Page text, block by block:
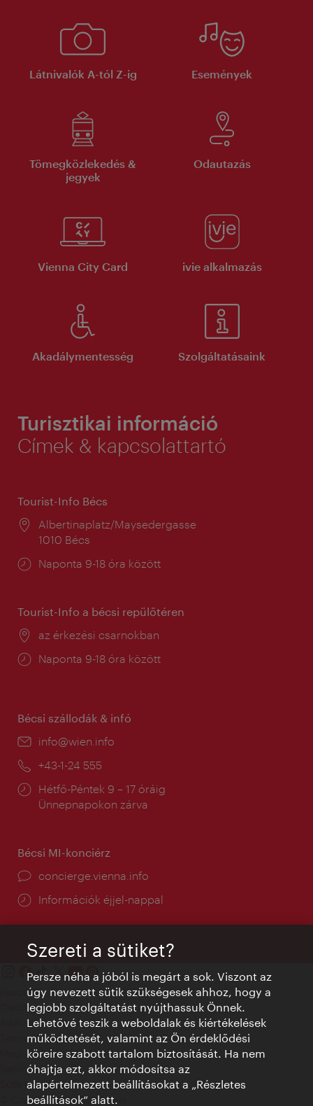
Látnivalók A-tól Z-ig Események
Tömegközlekedés &
jegyek
Odautazás
Vienna City Card ivie alkalmazás
Akadálymentesség Szolgáltatásaink
Turisztikai információ
Címek & kapcsolattartó
Tourist-Info Bécs
Helyszín:
Albertinaplatz/Maysedergasse
1010 Bécs
Nyitva
Naponta 9-18 óra között
Tourist-Info a bécsi repülőtéren
Helyszín:
az érkezési csarnokban
Nyitva
Naponta 9-18 óra között
Bécsi szállodák & infó
E-
info@wien.info
Telefon:
+43-1-24 555
Nyitva
tartás:
Hétfő-Péntek 9 – 17 óráig
Ünnepnapokon zárva
Bécsi MI-konciérz
concierge.vienna.info
Információk éjjel-nappal
Kapcsolat
Credits
Adatvédelmi nyilatkozat
Terms of Use
Megközelíthetőség
Sajtókapcsolat
Sütik beállítása
© Copyright WienTourismus
Szereti a sütiket?
Persze néha a jóból is megárt a sok. Viszont az
úgy nevezett sütik szükségesek ahhoz, hogy a
legjobb szolgáltatást nyújthassuk Önnek.
Lehetővé teszik a weboldalak és kiértékelések
működtetését, valamint az Ön érdeklődési
köreire szabott tartalom biztosítását. Ha nem
óhajtja ezt, akkor módosítsa az
alapértelmezett beállításokat a „Részletes
beállítások“ alatt.